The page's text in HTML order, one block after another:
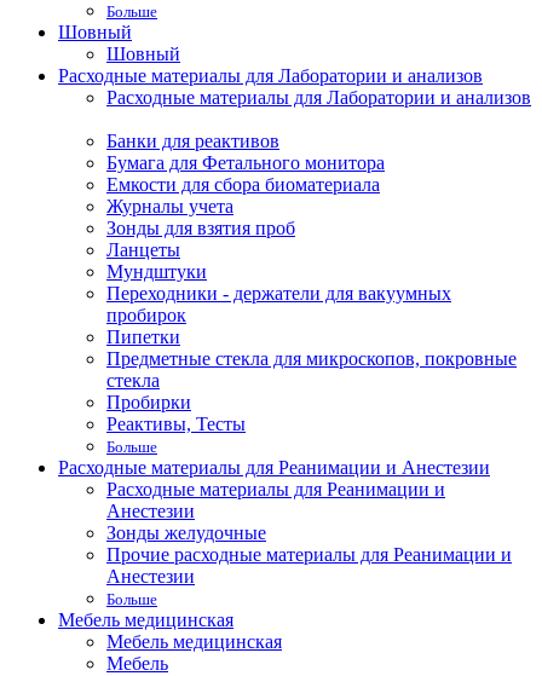
Больше
Шовный
Шовный
Расходные материалы для Лаборатории и анализов
Расходные материалы для Лаборатории и анализов
Банки для реактивов
Бумага для Фетального монитора
Емкости для сбора биоматериала
Журналы учета
Зонды для взятия проб
Ланцеты
Мундштуки
Переходники - держатели для вакуумных
пробирок
Пипетки
Предметные стекла для микроскопов, покровные
стекла
Пробирки
Реактивы, Тесты
Больше
Расходные материалы для Реанимации и Анестезии
Расходные материалы для Реанимации и
Анестезии
Зонды желудочные
Прочие расходные материалы для Реанимации и
Анестезии
Больше
Мебель медицинская
Мебель медицинская
Мебель